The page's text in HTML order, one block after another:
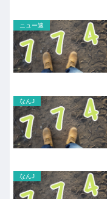
ニュー速
なんJ
なんJ